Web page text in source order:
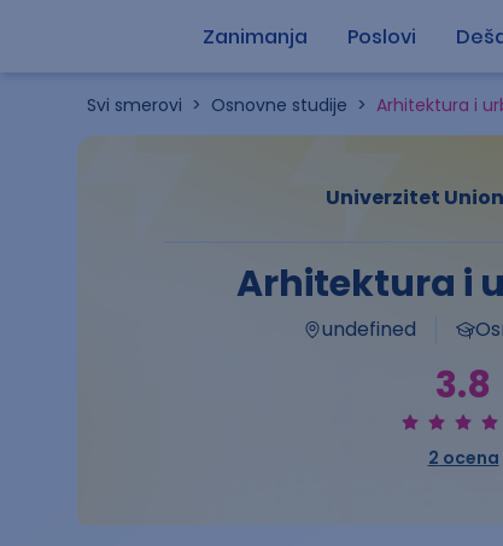
Zanimanja Poslovi
Svi smerovi > Osnovne studije > Arhitektura i
Arhitektura i
undefined
3.8
2 ocena
Univerzitet